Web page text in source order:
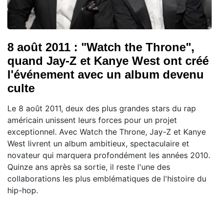
8 août 2011 : "Watch the Throne",
quand Jay-Z et Kanye West ont créé
l'événement avec un album devenu
culte
Le 8 août 2011, deux des plus grandes stars du rap
américain unissent leurs forces pour un projet
exceptionnel. Avec Watch the Throne, Jay-Z et Kanye
West livrent un album ambitieux, spectaculaire et
novateur qui marquera profondément les années 2010.
Quinze ans après sa sortie, il reste l'une des
collaborations les plus emblématiques de l'histoire du
hip-hop.